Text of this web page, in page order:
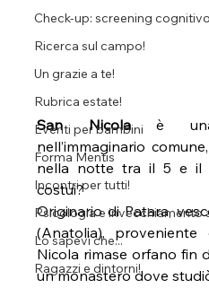
Check-up: screening
Ricerca sul campo!
Un grazie a te!
Rubrica estate!
Eventi per bambini
Forma Mentis
Incontri per tutti!
Psicologia e invecchiamento
Lo sapevi che...
Ragazzi e dintorni!
San Nicola è una
nell’immaginario
nella notte tra il 5 e il
costui?
Originario di Patara,
(Anatolia),
Nicola rimase orfano fin
un monastero dove